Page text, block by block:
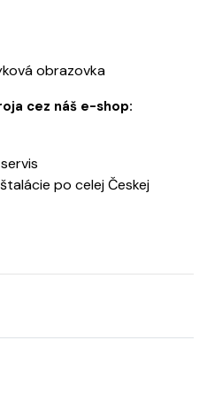
obrazovka
cez náš e-shop:
po celej Českej